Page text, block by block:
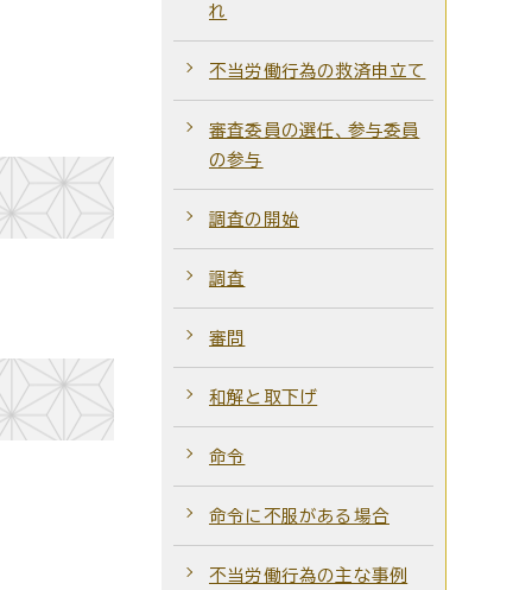
れ
不当労働行為の救済申立て
審査委員の選任、参与委員
の参与
調査の開始
調査
審問
和解と取下げ
命令
命令に不服がある場合
不当労働行為の主な事例